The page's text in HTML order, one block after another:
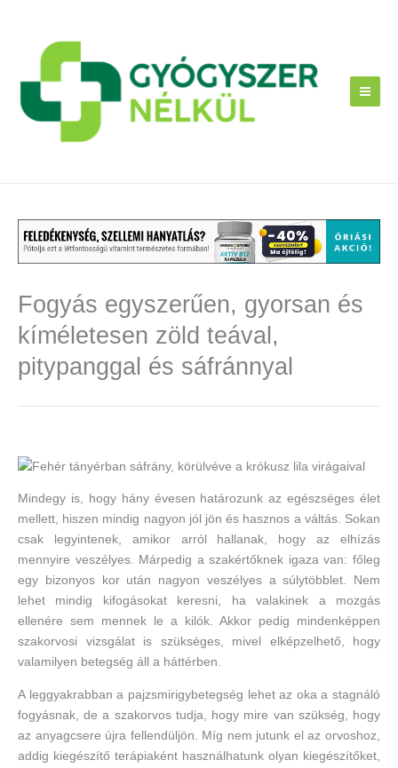
Fogyás egyszerűen, gyorsan és
kíméletesen zöld teával,
pitypanggal és sáfránnyal
Mindegy is, hogy hány évesen határozunk az egészséges élet
mellett, hiszen mindig nagyon jól jön és hasznos a váltás. Sokan
csak legyintenek, amikor arról hallanak, hogy az elhízás
mennyire veszélyes. Márpedig a szakértőknek igaza van: főleg
egy bizonyos kor után nagyon veszélyes a súlytöbblet. Nem
lehet mindig kifogásokat keresni, ha valakinek a mozgás
ellenére sem mennek le a kilók. Akkor pedig mindenképpen
szakorvosi vizsgálat is szükséges, mivel elképzelhető, hogy
valamilyen betegség áll a háttérben.
A leggyakrabban a pajzsmirigybetegség lehet az oka a stagnáló
fogyásnak, de a szakorvos tudja, hogy mire van szükség, hogy
az anyagcsere újra fellendüljön. Míg nem jutunk el az orvoshoz,
addig kiegészítő terápiaként használhatunk olyan kiegészítőket,